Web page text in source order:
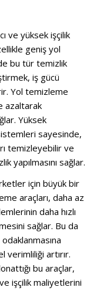
ve yüksek işçilik
geniş yol
bu tür temizlik
iş gücü
Yol temizleme
azaltarak
Yüksek
sayesinde,
temizleyebilir ve
yapılmasını sağlar.
için büyük bir
araçları, daha az
daha hızlı
sağlar. Bu da
verimliliği artırır.
bu araçlar,
işçilik maliyetlerini